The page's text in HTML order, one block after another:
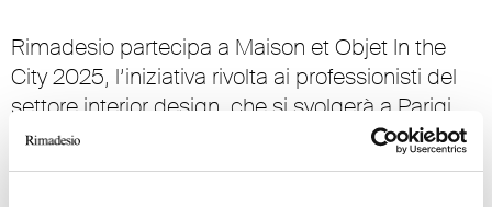
Rimadesio partecipa a Maison et Objet In the
City 2025, l’iniziativa rivolta ai professionisti del
settore interior design, che si svolgerà a Parigi
dal 4 al 13 settembre 2025.
Il flagship store Rimadesio Paris, situato nel